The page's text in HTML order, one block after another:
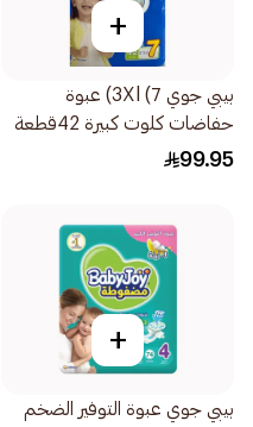
+
بيبي جوي 3Xl (7) عبوة
حفاضات كلوت كبيرة 42قطعة
99.95
+
بيبي جوي عبوة التوفير الضخم